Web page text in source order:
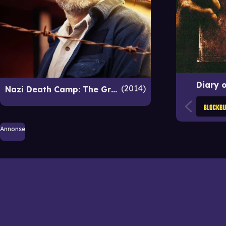
Nazi Death Camp: The Great Escape 2014 Diary
Annonse